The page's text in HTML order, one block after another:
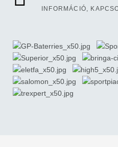
INFORMÁCIÓ,